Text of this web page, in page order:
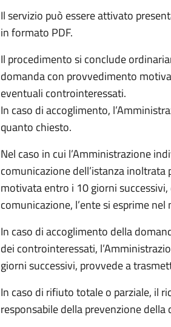
Il servizio può essere attivato
in formato PDF.
Il procedimento si conclude
domanda con provvedimento
eventuali controinteressati.
In caso di accoglimento,
quanto chiesto.
Nel caso in cui l’Amministrazione
comunicazione dell’istanza
motivata entro i 10 giorni
comunicazione, l’ente si esprime
In caso di accoglimento della
dei controinteressati,
giorni successivi, provvede a
In caso di rifiuto totale o parziale, il
responsabile della prevenzione